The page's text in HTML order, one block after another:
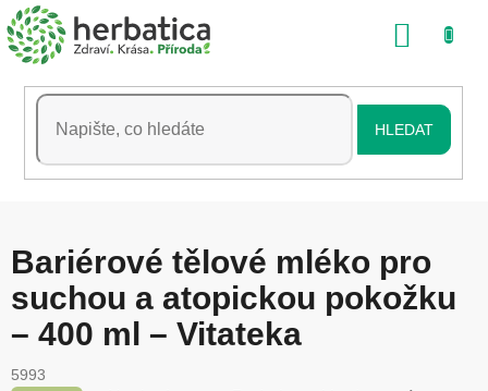
Přejít
na
obsah
HLEDAT
Bariérové tělové mléko pro
suchou a atopickou pokožku
– 400 ml – Vitateka
5993